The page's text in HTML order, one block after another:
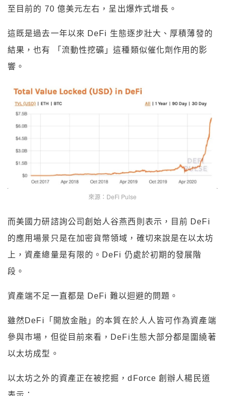
至目前的 70 億美元左右，呈出爆炸式增長。
這既是過去一年以來 DeFi 生態逐步壯大、厚積薄發的
結果，也有 「流動性挖礦」這種類似催化劑作用的影
響。
來源：DeFi Pulse
而美國力研諮詢公司創始人谷燕西則表示，目前 DeFi
的應用場景只是在加密貨幣領域，確切來說是在以太坊
上，資產總量是有限的。DeFi 仍處於初期的發展階
段。
資產端不足一直都是 DeFi 難以迴避的問題。
雖然DeFi「開放金融」的本質在於人人皆可作為資產端
參與市場，但從目前來看，DeFi生態大部分都是圍繞著
以太坊成型。
以太坊之外的資產正在被挖掘，dForce 創辦人楊民道